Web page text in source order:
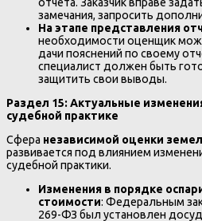
замечания, запросить
На этапе представления
необходимости оценщик
дачи пояснений по своему
специалист должен быть
защитить свои выводы.
Раздел 15: Актуальные
судебной практике
Сфера независимой оценки
развивается под влиянием
судебной практики.
Изменения в порядке
стоимости: Федеральным
269-ФЗ был установлен